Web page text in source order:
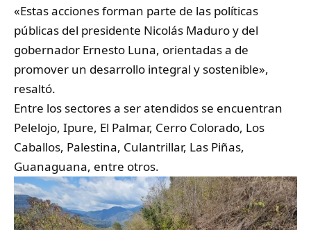
«Estas acciones forman parte de las políticas
públicas del presidente Nicolás Maduro y del
gobernador Ernesto Luna, orientadas a de
promover un desarrollo integral y sostenible»,
resaltó.
Entre los sectores a ser atendidos se encuentran
Pelelojo, Ipure, El Palmar, Cerro Colorado, Los
Caballos, Palestina, Culantrillar, Las Piñas,
Guanaguana, entre otros.